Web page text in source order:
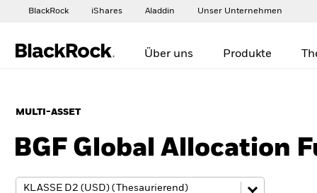
BlackRock iShares Aladdin Unser Unternehmen
Über uns Produkte
MULTI-ASSET
BGF Global Allocation